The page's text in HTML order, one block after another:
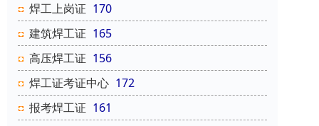
焊工上岗证 170
建筑焊工证 165
高压焊工证 156
焊工证考证中心 172
报考焊工证 161